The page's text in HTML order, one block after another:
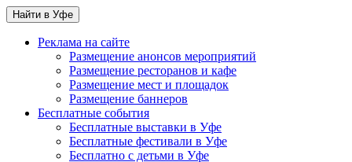
Найти в Уфе
Реклама на сайте
Размещение анонсов мероприятий
Размещение ресторанов и кафе
Размещение мест и площадок
Размещение баннеров
Бесплатные события
Бесплатные выставки в Уфе
Бесплатные фестивали в Уфе
Бесплатно с детьми в Уфе